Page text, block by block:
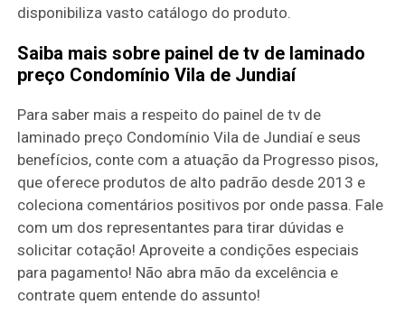
disponibiliza vasto catálogo do produto.
Saiba mais sobre painel de tv de laminado
preço Condomínio Vila de Jundiaí
Para saber mais a respeito do painel de tv de
laminado preço Condomínio Vila de Jundiaí e seus
benefícios, conte com a atuação da Progresso pisos,
que oferece produtos de alto padrão desde 2013 e
coleciona comentários positivos por onde passa. Fale
com um dos representantes para tirar dúvidas e
solicitar cotação! Aproveite a condições especiais
para pagamento! Não abra mão da excelência e
contrate quem entende do assunto!